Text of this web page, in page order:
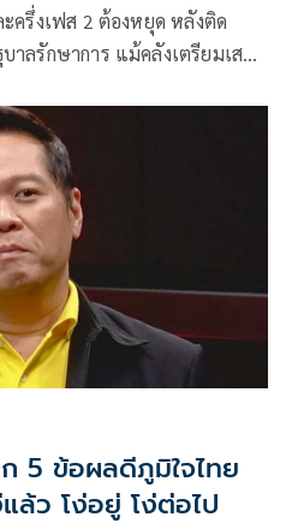
ครึ่งเฟส 2 ต้องหยุด หลังติด
ลรักษาการ แม้คลังเตรียมเสนอ
5 ข้อผลดีภูมิใจไทย
ล้ว โง่อยู่ โง่ต่อไป